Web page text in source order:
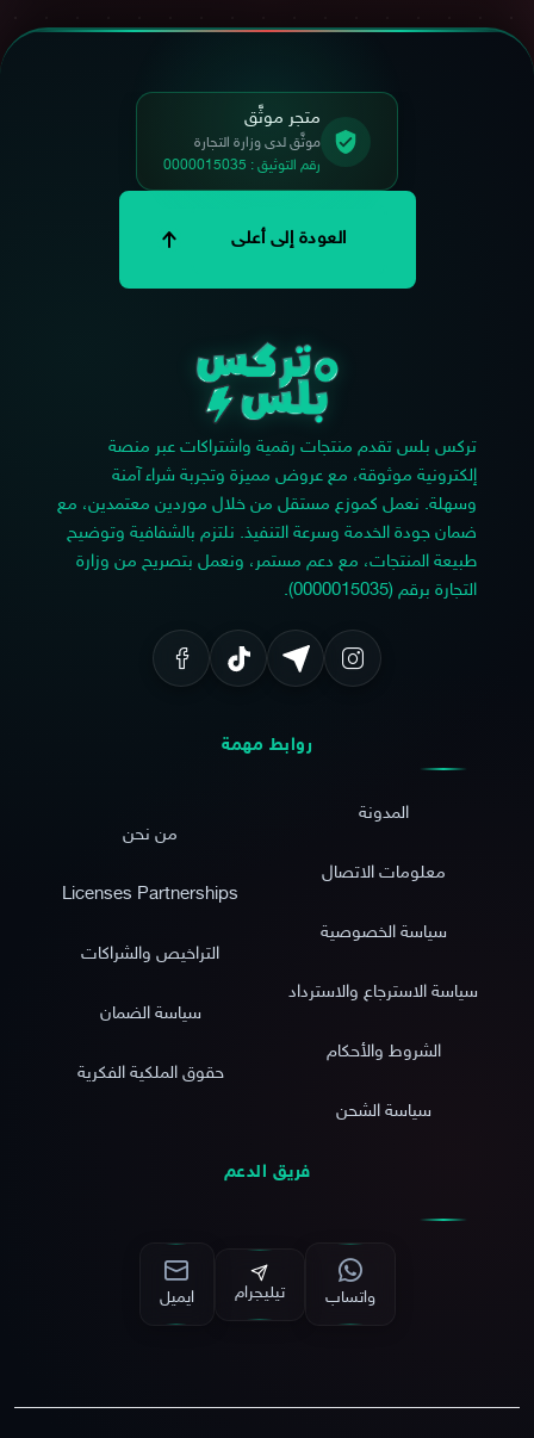
متجر موثَّق
موثَّق لدى وزارة التجارة
رقم التوثيق : 0000015035
العودة إلى أعلى
تركس بلس تقدم منتجات رقمية واشتراكات عبر منصة
إلكترونية موثوقة، مع عروض مميزة وتجربة شراء آمنة
وسهلة. نعمل كموزع مستقل من خلال موردين معتمدين، مع
ضمان جودة الخدمة وسرعة التنفيذ. نلتزم بالشفافية وتوضيح
طبيعة المنتجات، مع دعم مستمر، ونعمل بتصريح من وزارة
التجارة برقم (0000015035).
روابط مهمة
المدونة
معلومات الاتصال
سياسة الخصوصية
سياسة الاسترجاع والاسترداد
الشروط والأحكام
سياسة الشحن
من نحن
Licenses Partnerships
التراخيص والشراكات
سياسة الضمان
حقوق الملكية الفكرية
فريق الدعم
واتساب تيليجرام ايميل